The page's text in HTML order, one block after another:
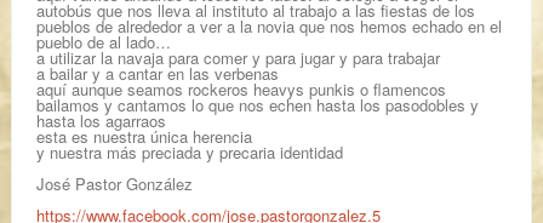
autobús que nos lleva al instituto al trabajo a las fiestas de los
pueblos de alrededor a ver a la novia que nos hemos echado en el
pueblo de al lado…
a utilizar la navaja para comer y para jugar y para trabajar
a bailar y a cantar en las verbenas
aquí aunque seamos rockeros heavys punkis o flamencos
bailamos y cantamos lo que nos echen hasta los pasodobles y
hasta los agarraos
esta es nuestra única herencia
y nuestra más preciada y precaria identidad
José Pastor González
https://www.facebook.com/jose.pastorgonzalez.5